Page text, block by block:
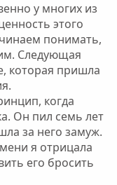
у многих из
этого
понимать,
Следующая
которая пришла
когда
Он пил семь лет
за него замуж.
я отрицала
его бросить